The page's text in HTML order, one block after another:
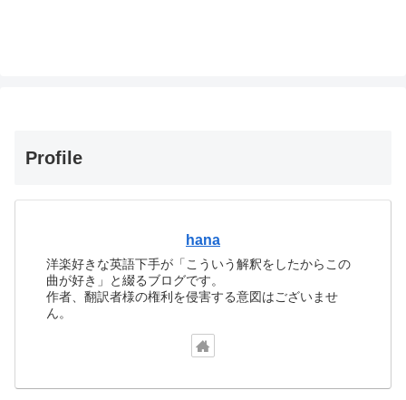
Profile
hana
洋楽好きな英語下手が「こういう解釈をしたからこの
曲が好き」と綴るブログです。
作者、翻訳者様の権利を侵害する意図はございませ
ん。